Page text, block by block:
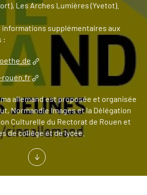
Les Arches Lumières (Yvetot).
informations supplémentaires aux
:
allemand est proposée et organisée
Normandie Images et la Délégation
Culturelle du Rectorat de Rouen et
de collège et de lycée.